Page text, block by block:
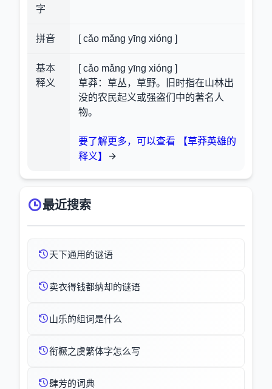
字
拼音 [ cǎo mǎng yīng xióng ]
基本
释义
[ cǎo mǎng yīng xióng ]
草莽：草丛，草野。旧时指在山林出
没的农民起义或强盗们中的著名人
物。
要了解更多，可以查看 【草莽英雄的
释义】
最近搜索
天下通用的谜语
卖衣得钱都纳却的谜语
山乐的组词是什么
衔橛之虞繁体字怎么写
肆芳的词典